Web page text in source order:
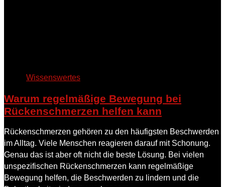
Wissenswertes
Warum regelmäßige Bewegung bei
Rückenschmerzen helfen kann
Rückenschmerzen gehören zu den häufigsten Beschwerden
im Alltag. Viele Menschen reagieren darauf mit Schonung.
Genau das ist aber oft nicht die beste Lösung. Bei vielen
unspezifischen Rückenschmerzen kann regelmäßige
Bewegung helfen, die Beschwerden zu lindern und die